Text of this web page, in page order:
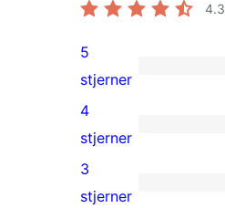
4.3
2
5-
star
reviews
5
stjerner
0
4-
star
4
stjerner
1
3
stjerner